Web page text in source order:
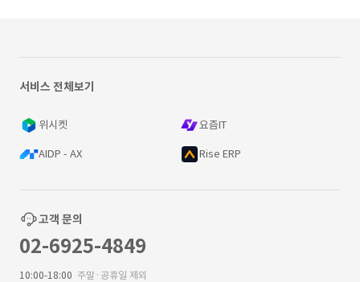
서비스 전체보기
위시켓 요즘IT
AIDP - AX Rise ERP
고객 문의
02-6925-4849
10:00-18:00 주말·공휴일 제외